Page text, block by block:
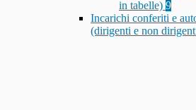
in tabelle) 9
Incarichi conferiti e
(dirigenti e non